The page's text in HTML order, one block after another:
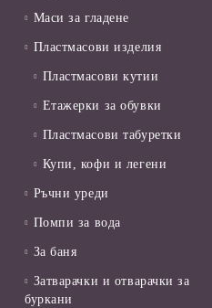
Маси за гладене
Пластмасови изделия
Пластмасови кутии
Етажерки за обувки
Пластмасови табуретки
Купи, кофи и легени
Ръчни уреди
Помпи за вода
За баня
Затварачки и отварачки за
буркани